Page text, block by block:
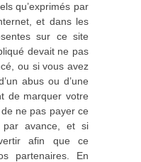
qu’exprimés par
et dans les
sur ce site
devait ne pas
ou si vous avez
abus ou d’une
de marquer votre
ne pas payer ce
par avance, et si
afin que ce
partenaires. En